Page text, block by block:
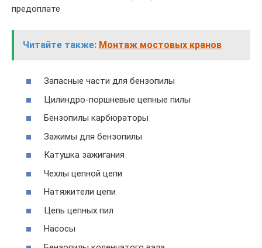
предоплате
Читайте также: Монтаж мостовых кранов
Запасные части для бензопилы
Цилиндро-поршневые цепные пилы
Бензопилы карбюраторы
Зажимы для бензопилы
Катушка зажигания
Чехлы цепной цепи
Натяжители цепи
Цепь цепных пил
Насосы